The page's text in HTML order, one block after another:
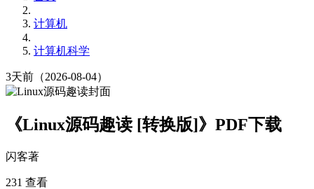
计算机
计算机科学
3天前 （2026-08-04）
《Linux源码趣读 [转换版]》PDF下载
闪客著
231 查看